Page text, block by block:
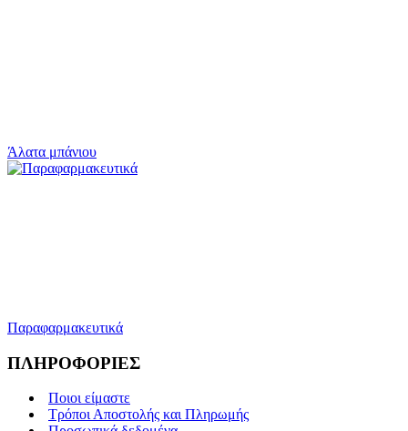
Άλατα μπάνιου
Παραφαρμακευτικά
ΠΛΗΡΟΦΟΡΙΕΣ
Ποιοι είμαστε
Τρόποι Αποστολής και Πληρωμής